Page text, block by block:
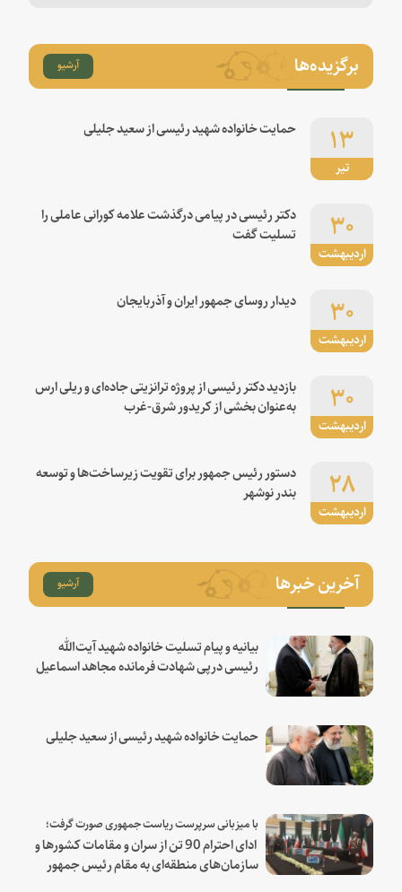
برگزیده‌ها آرشیو
تیر
۱۳ حمایت خانواده شهید رئیسی از سعید جلیلی
اردیبهشت
۳۰
دکتر رئیسی در پیامی درگذشت علامه کورانی عاملی را
تسلیت گفت
اردیبهشت
۳۰ دیدار روسای جمهور ایران و آذربایجان
اردیبهشت
۳۰
بازدید دکتر رئیسی از پروژه ترانزیتی جاده‌ای و ریلی ارس
به‌عنوان بخشی از کریدور شرق-غرب
اردیبهشت
۲۸
دستور رئیس جمهور برای تقویت زیرساخت‌ها و توسعه
بندر نوشهر
آخرین خبرها آرشیو
بیانیه و پیام تسلیت خانواده شهید آیت‌الله
رئیسی درپی شهادت فرمانده مجاهد اسماعیل
حمایت خانواده شهید رئیسی از سعید جلیلی
با میزبانی سرپرست ریاست جمهوری صورت گرفت؛
ادای احترام 90 تن از سران و مقامات کشورها و
سازمان‌های منطقه‌ای به مقام رئیس جمهور